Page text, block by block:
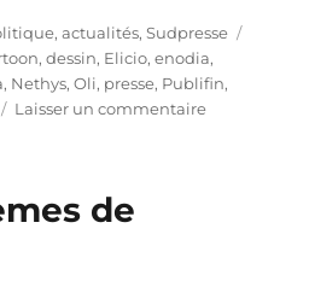
actualités,Sudpresse
,dessin, Elicio,enodia,
, Nethys,Oli, presse, Publifin,
Laisser un commentairesur
de